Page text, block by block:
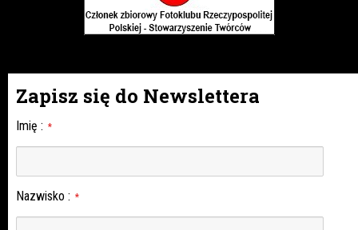
Zapisz się do Newslettera
Imię : *
Nazwisko : *